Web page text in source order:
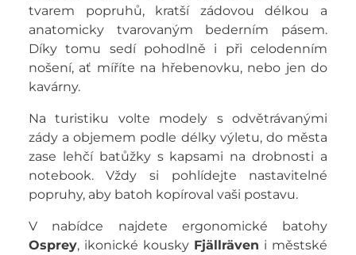
tvarem popruhů, kratší zádovou délkou a
anatomicky tvarovaným bederním pásem.
Díky tomu sedí pohodlně i při celodenním
nošení, ať míříte na hřebenovku, nebo jen do
kavárny.
Na turistiku volte modely s odvětrávanými
zády a objemem podle délky výletu, do města
zase lehčí batůžky s kapsami na drobnosti a
notebook. Vždy si pohlídejte nastavitelné
popruhy, aby batoh kopíroval vaši postavu.
V nabídce najdete ergonomické batohy
Osprey, ikonické kousky Fjällräven i městské